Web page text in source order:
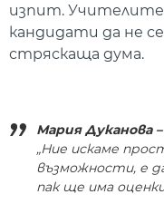
изпит.
кандидати да не
стряскаща дума.
Мария Дуканова
„Ние искаме
възможности, е
пак ще има